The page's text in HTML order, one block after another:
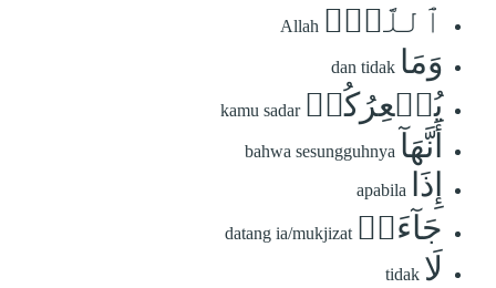
ٱللَّهِۖ Allah
وَمَا dan tidak
يُشۡعِرُكُمۡ kamu sadar
أَنَّهَآ bahwa sesungguhnya
إِذَا apabila
جَآءَتۡ datang ia/mukjizat
لَا tidak